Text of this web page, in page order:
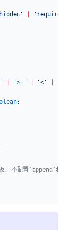
'required'
'>=' '<'
;
, 不配置`append`和